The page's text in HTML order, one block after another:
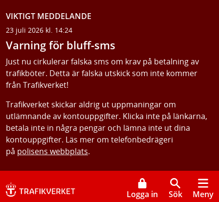
VIKTIGT MEDDELANDE
23 juli 2026 kl. 14:24
Varning för bluff-sms
Just nu cirkulerar falska sms om krav på betalning av
trafikböter. Detta är falska utskick som inte kommer
från Trafikverket!
Trafikverket skickar aldrig ut uppmaningar om
utlämnande av kontouppgifter. Klicka inte på länkarna,
betala inte in några pengar och lämna inte ut dina
kontouppgifter. Läs mer om telefonbedrägeri
på polisens webbplats.
Logga in Sök Meny